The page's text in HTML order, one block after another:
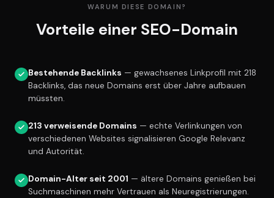
WARUM DIESE DOMAIN?
Vorteile einer SEO-Domain
Bestehende Backlinks — gewachsenes Linkprofil mit 218
Backlinks, das neue Domains erst über Jahre aufbauen
müssten.
213 verweisende Domains — echte Verlinkungen von
verschiedenen Websites signalisieren Google Relevanz
und Autorität.
Domain-Alter seit 2001 — ältere Domains genießen bei
Suchmaschinen mehr Vertrauen als Neuregistrierungen.